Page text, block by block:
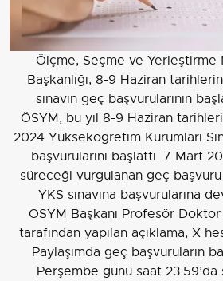
Ölçme, Seçme ve Yerleştirme
Başkanlığı, 8-9 Haziran
sınavın geç başvurularının
ÖSYM, bu yıl 8-9 Haziran
2024 Yükseköğretim Kurumları
başvurularını başlattı. 7 Mart
süreceği vurgulanan geç
YKS sınavına başvurularına
ÖSYM Başkanı Profesör
tarafından yapılan açıklama, X
Paylaşımda geç başvuruların
Perşembe günü saat